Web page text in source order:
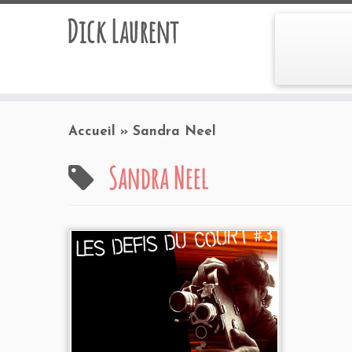
Dick Laurent
Accueil » Sandra Neel
Sandra Neel
Programmation 2005Les Etoiles à
Bruay-la-Buissière